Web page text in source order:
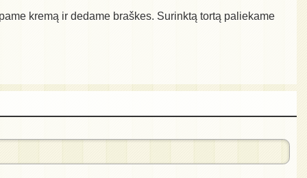
kremą ir dedame braškes. Surinktą tortą paliekame